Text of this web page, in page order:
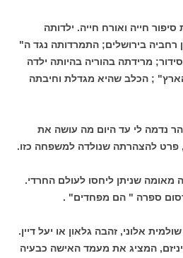
חייה ואורח חייה. ילדותה
בירושלים; התמרדותה נגד ה"
מרידתה בהוריה בהיותה ילדה
; הכלב שהיא מגדלת וחיבתה
נדמה לי עד היום מה עושה את
פרט להצהרתה שנולדה למשפחה כזו.
מאומה שניתן ליחסו לעולם החרדי.
ספרה " הם מפחדים" .
אלוני, זהבה גלאון או יעל דיין.
המציג את מעמד האישה כבעיה